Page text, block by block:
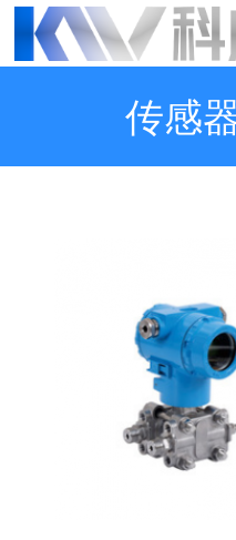
传感